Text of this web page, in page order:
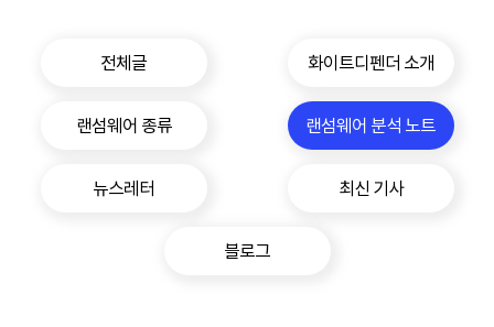
전체글 화이트디펜더 소개
랜섬웨어 종류 랜섬웨어 분석 노트
뉴스레터 최신 기사
블로그